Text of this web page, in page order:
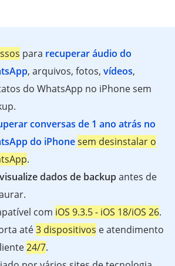
para recuperar áudio do
, arquivos, fotos, vídeos,
do WhatsApp no iPhone sem
conversas de 1 ano atrás no
do iPhonesem desinstalar o
.
dados de backupantes de
com iOS 9.3.5 - iOS 18/iOS 26.
até3 dispositivos e atendimento
24/7.